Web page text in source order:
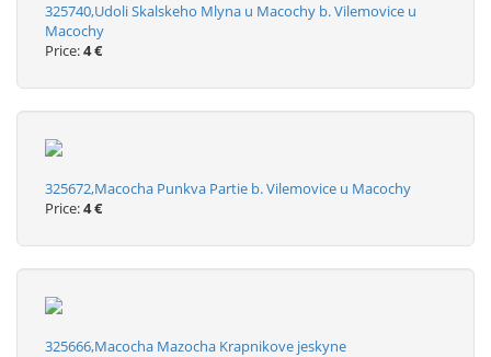
325740,Udoli Skalskeho Mlyna u Macochy b. Vilemovice u
Macochy
Price:4 €
325672,Macocha Punkva Partie b. Vilemovice u Macochy
Price:4 €
325666,Macocha Mazocha Krapnikove jeskyne